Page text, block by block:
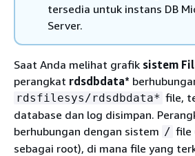
tersedia untuk instans DB
Server.
Saat Anda melihat grafik sistem
perangkat rdsdbdata*
rdsfilesys/rdsdbdata* file,
database dan log disimpan.
berhubungan dengan sistem / file
sebagai root), di mana file yang